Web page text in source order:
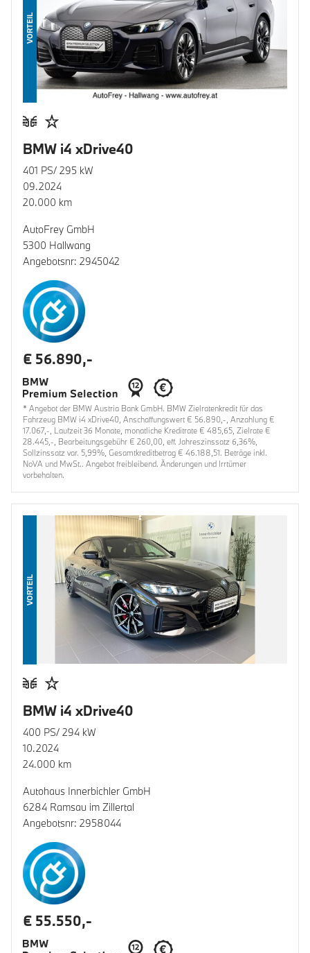
VORTEIL
BMW i4 xDrive40
401 PS/ 295 kW
09.2024
20.000 km
AutoFrey GmbH
5300 Hallwang
Angebotsnr: 2945042
€ 56.890,-
* Angebot der BMW Austria Bank GmbH. BMW Zielratenkredit für das
Fahrzeug BMW i4 xDrive40, Anschaffungswert € 56.890,-, Anzahlung €
17.067,-, Laufzeit 36 Monate, monatliche Kreditrate € 485,65, Zielrate €
28.445,-, Bearbeitungsgebühr € 260,00, eff. Jahreszinssatz 6,36%,
Sollzinssatz var. 5,99%, Gesamtkreditbetrag € 46.188,51. Beträge inkl.
NoVA und MwSt.. Angebot freibleibend. Änderungen und Irrtümer
vorbehalten.
VORTEIL
BMW i4 xDrive40
400 PS/ 294 kW
10.2024
24.000 km
Autohaus Innerbichler GmbH
6284 Ramsau im Zillertal
Angebotsnr: 2958044
€ 55.550,-